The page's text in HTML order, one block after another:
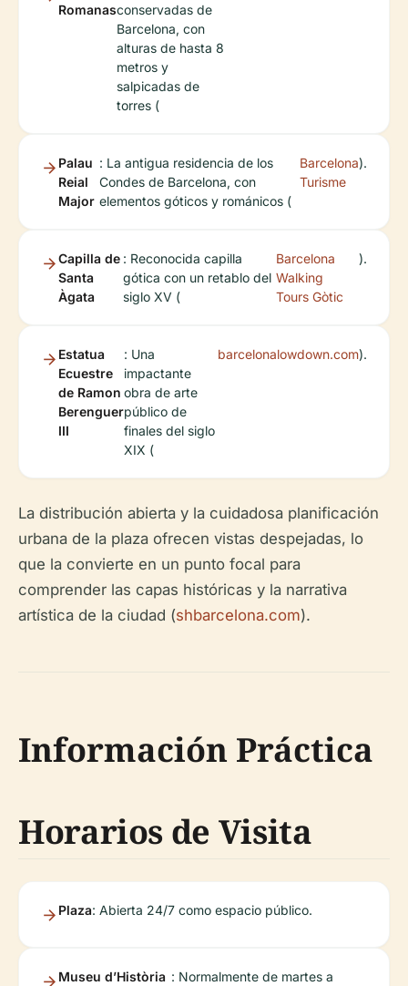
Romanasconservadas de
Barcelona, con
alturas de hasta 8
metros y
salpicadas de
torres (
Palau
Reial
Major
: La antigua residencia de los
Condes de Barcelona, con
elementos góticos y románicos (
Barcelona
Turisme
).
Capilla de
Santa
Àgata
: Reconocida capilla
gótica con un retablo del
siglo XV (
Barcelona
Walking
Tours Gòtic
).
Estatua
Ecuestre
de Ramon
Berenguer
III
: Una
impactante
obra de arte
público de
finales del siglo
XIX (
barcelonalowdown.com).
La distribución abierta y la cuidadosa planificación
urbana de la plaza ofrecen vistas despejadas, lo
que la convierte en un punto focal para
comprender las capas históricas y la narrativa
artística de la ciudad (shbarcelona.com).
Información Práctica
Horarios de Visita
Plaza: Abierta 24/7 como espacio público.
Museu d’Història : Normalmente de martes a